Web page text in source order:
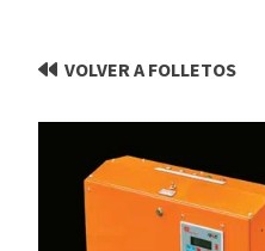
VOLVER A FOLLETOS